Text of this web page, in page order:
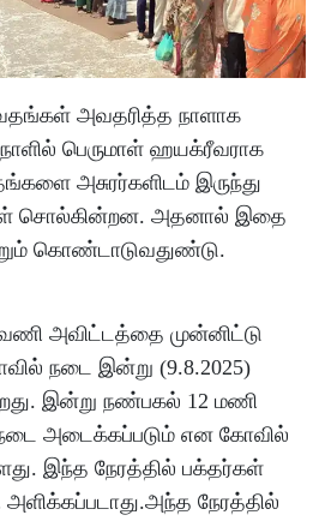
அவதரித்த நாளாக
பெருமாள் ஹயக்ரீவராக
அசுரர்களிடம் இருந்து
சொல்கின்றன. அதனால் இதை
கொண்டாடுவதுண்டு.
அவிட்டத்தை முன்னிட்டு
நடை இன்று (9.8.2025)
இன்று நண்பகல் 12 மணி
அடைக்கப்படும் என கோவில்
இந்த நேரத்தில் பக்தர்கள்
அளிக்கப்படாது.அந்த நேரத்தில்